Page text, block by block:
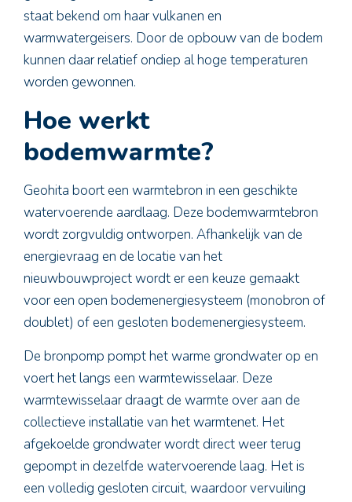
staat bekend om haar vulkanen en
warmwatergeisers. Door de opbouw van de bodem
kunnen daar relatief ondiep al hoge temperaturen
worden gewonnen.
Hoe werkt
bodemwarmte?
Geohita boort een warmtebron in een geschikte
watervoerende aardlaag. Deze bodemwarmtebron
wordt zorgvuldig ontworpen. Afhankelijk van de
energievraag en de locatie van het
nieuwbouwproject wordt er een keuze gemaakt
voor een open bodemenergiesysteem (monobron of
doublet) of een gesloten bodemenergiesysteem.
De bronpomp pompt het warme grondwater op en
voert het langs een warmtewisselaar. Deze
warmtewisselaar draagt de warmte over aan de
collectieve installatie van het warmtenet. Het
afgekoelde grondwater wordt direct weer terug
gepompt in dezelfde watervoerende laag. Het is
een volledig gesloten circuit, waardoor vervuiling